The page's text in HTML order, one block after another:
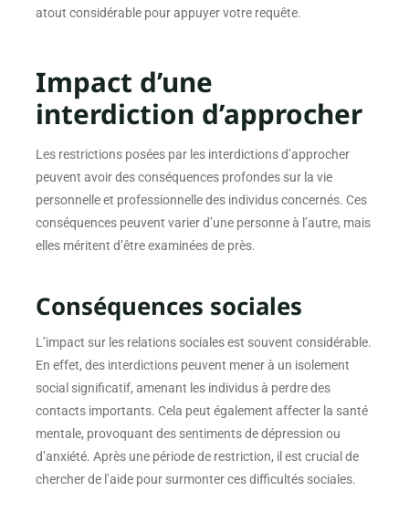
atout considérable pour appuyer votre requête.
Impact d’une
interdiction d’approcher
Les restrictions posées par les interdictions d’approcher
peuvent avoir des conséquences profondes sur la vie
personnelle et professionnelle des individus concernés. Ces
conséquences peuvent varier d’une personne à l’autre, mais
elles méritent d’être examinées de près.
Conséquences sociales
L’impact sur les relations sociales est souvent considérable.
En effet, des interdictions peuvent mener à un isolement
social significatif, amenant les individus à perdre des
contacts importants. Cela peut également affecter la santé
mentale, provoquant des sentiments de dépression ou
d’anxiété. Après une période de restriction, il est crucial de
chercher de l’aide pour surmonter ces difficultés sociales.